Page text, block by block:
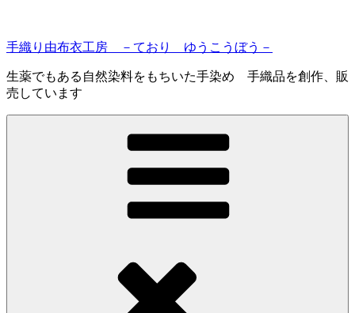
テ
ン
ツ
へ
ス
手織り由布衣工房 －ており ゆうこうぼう－
生薬でもある自然染料をもちいた手染め 手織品を創作、販
売しています